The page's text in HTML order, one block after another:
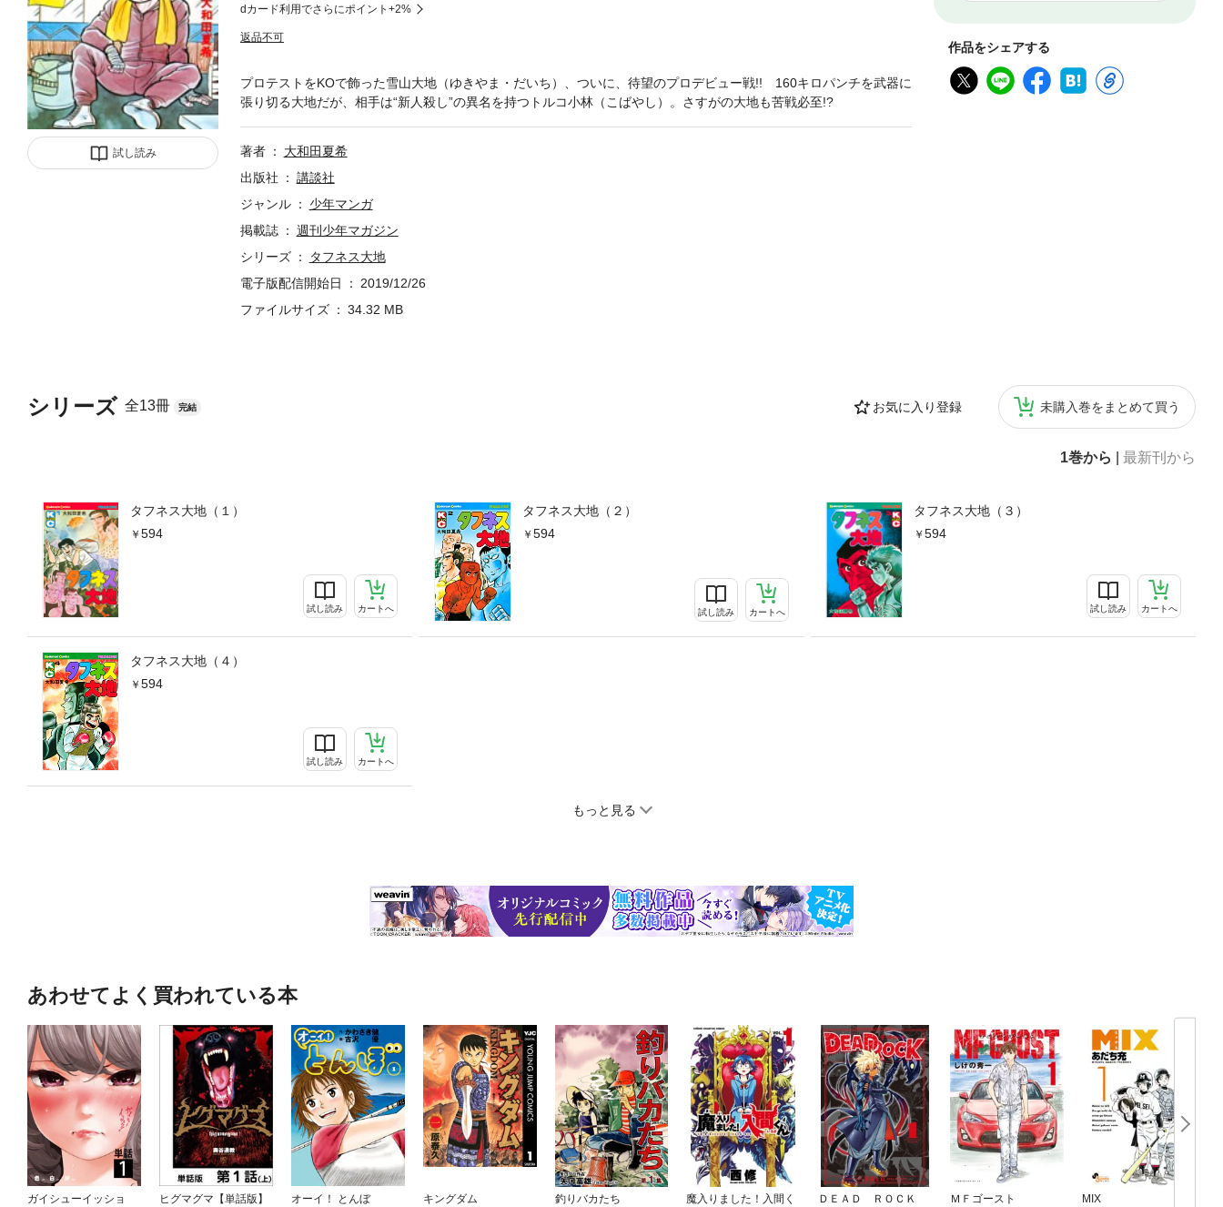
試し読み
dカード利用でさらにポイント+2%
返品不可
作品をシェアする
シリーズ 全13冊 完結 お気に入り登録 未購入巻をまとめて買う
1巻から 最新刊から
タフネス大地（１）
594
試し読み カートへ
タフネス大地（２）
594
試し読み カートへ
タフネス大地（３）
594
試し読み カートへ
タフネス大地（４）
594
試し読み カートへ
もっと見る
プロテストをKOで飾った雪山大地（ゆきやま・だいち）、ついに、待望のプロデビュー戦!! 160キロパンチを武器に
張り切る大地だが、相手は“新人殺し”の異名を持つトルコ小林（こばやし）。さすがの大地も苦戦必至!?
著者
大和田夏希
出版社
講談社
ジャンル
少年マンガ
掲載誌
週刊少年マガジン
シリーズ
タフネス大地
電子版配信開始日
2019/12/26
ファイルサイズ
34.32 MB
あわせてよく買われている本
ガイシューイッショ
ヒグマグマ【単話版】 オーイ！ とんぼ キングダム 釣りバカたち
魔入りました！入間く
ＤＥＡＤ ＲＯＣＫ ＭＦゴースト MIX